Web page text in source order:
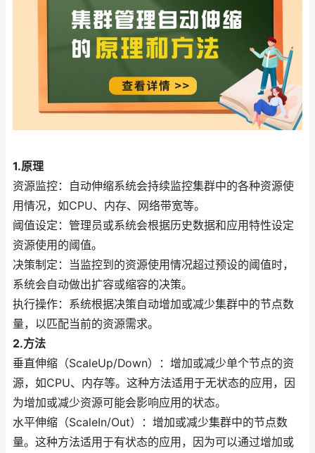
1.原理
资源监控：自动伸缩系统会持续监控集群中的各种资源使
用情况，如CPU、内存、网络带宽等。
阈值设定：管理员或系统会根据历史数据和应用特性设定
资源使用的阈值。
决策制定：当监控到的资源使用情况超过预设的阈值时，
系统会自动做出扩容或缩容的决策。
执行操作：系统根据决策自动增加或减少集群中的节点数
量，以匹配当前的资源需求。
2.方法
垂直伸缩（ScaleUp/Down）：增加或减少单个节点的资
源，如CPU、内存等。这种方法适用于无状态的应用，因
为增加或减少资源可能会影响应用的状态。
水平伸缩（ScaleIn/Out）：增加或减少集群中的节点数
量。这种方法适用于有状态的应用，因为可以通过增加或